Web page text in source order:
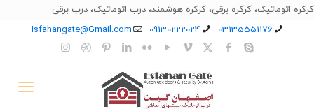
کرکره اتوماتیک، کرکره برقی، کرکره هوشمند، درب اتوماتیک، درب برقی
03135551176
09130222024
Isfahangate@Gmail.com